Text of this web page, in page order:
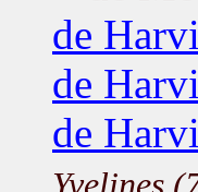
de
de
de